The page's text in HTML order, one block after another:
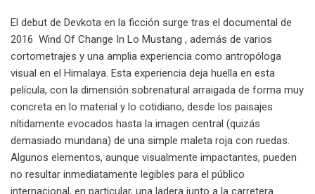
El debut de Devkota en la ficción surge tras el documental de
2016 Wind Of Change In Lo Mustang , además de varios
cortometrajes y una amplia experiencia como antropóloga
visual en el Himalaya. Esta experiencia deja huella en esta
película, con la dimensión sobrenatural arraigada de forma muy
concreta en lo material y lo cotidiano, desde los paisajes
nítidamente evocados hasta la imagen central (quizás
demasiado mundana) de una simple maleta roja con ruedas.
Algunos elementos, aunque visualmente impactantes, pueden
no resultar inmediatamente legibles para el público
internacional, en particular, una ladera junto a la carretera